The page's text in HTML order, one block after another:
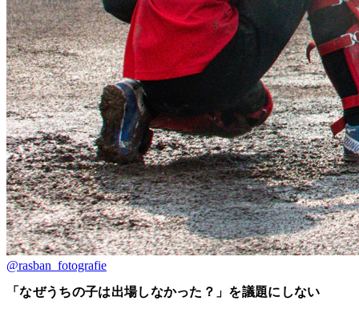
@rasban_fotografie
「なぜうちの子は出場しなかった？」を議題にしない